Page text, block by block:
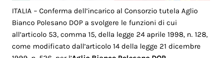
ITALIA – Conferma dell’incarico al Consorzio tutela Aglio
Bianco Polesano DOP a svolgere le funzioni di cui
all’articolo 53, comma 15, della legge 24 aprile 1998, n. 128,
come modificato dall’articolo 14 della legge 21 dicembre